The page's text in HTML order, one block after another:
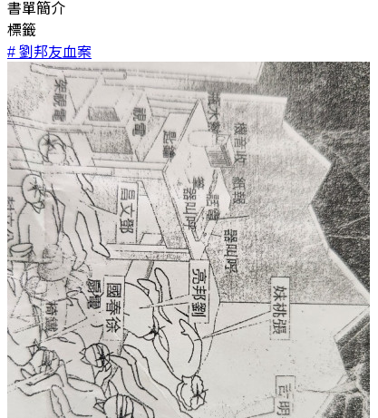
書單簡介
標籤
# 劉邦友血案